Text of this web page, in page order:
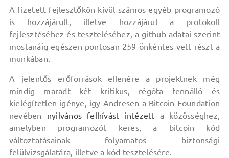
A fizetett fejlesztőkön kívül számos egyéb programozó
is hozzájárult, illetve hozzájárul a protokoll
fejlesztéséhez és teszteléséhez, a github adatai szerint
mostanáig egészen pontosan 259 önkéntes vett részt a
munkában.
A jelentős erőforrások ellenére a projektnek még
mindig maradt két kritikus, régóta fennálló és
kielégítetlen igénye, így Andresen a Bitcoin Foundation
nevében nyilvános felhívást intézett a közösséghez,
amelyben programozót keres, a bitcoin kód
változtatásainak folyamatos biztonsági
felülvizsgálatára, illetve a kód tesztelésére.